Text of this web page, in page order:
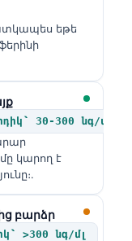
եթե
30-300 նգ/մլ
կարող է
բարձր
>300 նգ/մլ